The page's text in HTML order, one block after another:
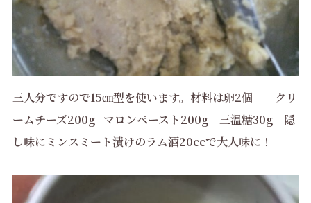
三人分ですので15㎝型を使います。材料は卵2個 クリ
ームチーズ200g マロンペースト200g 三温糖30g 隠
し味にミンスミート漬けのラム酒20ccで大人味に！